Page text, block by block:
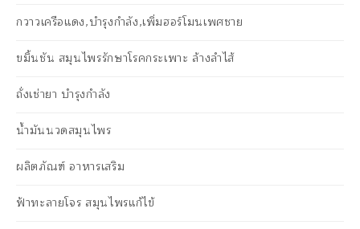
กวาวเครือแดง,บำรุงกำลัง,เพิ่มฮอร์โมนเพศชาย
ขมิ้นชัน สมุนไพรรักษาโรคกระเพาะ ล้างลำไส้
ถั่งเช่ายา บำรุงกำลัง
น้ำมันนวดสมุนไพร
ผลิตภัณฑ์ อาหารเสริม
ฟ้าทะลายโจร สมุนไพรแก้ไข้